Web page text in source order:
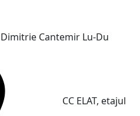
Cantemir Lu-Du
CC ELAT, etajul